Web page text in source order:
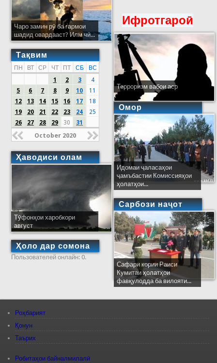
Чаро замин рӯ ба гармои
шадид овардааст? Илм чӣ...
Тақвим
ПН ВТ СР ЧТ ПТ СБ
ВС
1
2 3
4
5
6 7 8 9 10
11
12
13 14 15 16 17
18
19
20 21 22 23 24
25
26
27 28 29 30 31
October 2020
Ҳаводиси олам
Тӯфонҳои харобкори
август
Ҳоло дар сомона
Пользователей онлайн: 0.
Ифротгароӣ
Терроризм вабои аср
Омор
Идомаи ҷаласаҳои
ҷамъбастии Комиссияҳои
ҳолатҳои...
Сарбози наҷот
Сафари кории Раиси
Кумитаи ҳолатҳои
фавқулодда ба вилояти...
Роҳбарият
Қонун
Таърих
Робитаҳои байналмилалӣ